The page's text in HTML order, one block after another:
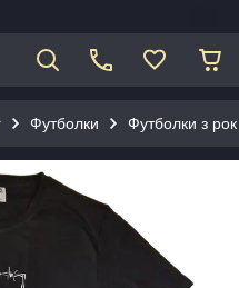
Футболки Футболки з